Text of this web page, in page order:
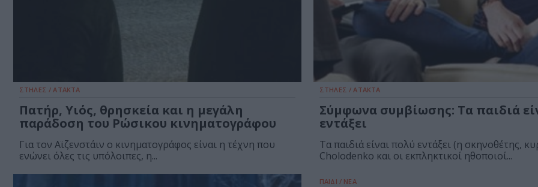
ΣΤΗΛΕΣ / ΑΤΑΚΤΑ
Πατήρ, Υιός, θρησκεία και η μεγάλη
παράδοση του Ρώσικου κινηματογράφου
Για τον Αϊζενστάιν ο κινηματογράφος είναι η τέχνη που
ενώνει όλες τις υπόλοιπες, η...
ΣΤΗΛΕΣ / ΑΤΑΚΤΑ
Σύμφωνα συμβίωσης: Τα παιδιά
εντάξει
Τα παιδιά είναι πολύ εντάξει (η σκηνοθέτης,
Cholodenko και οι εκπληκτικοί ηθοποιοί...
ΠΑΙΔΙ / ΝΕΑ